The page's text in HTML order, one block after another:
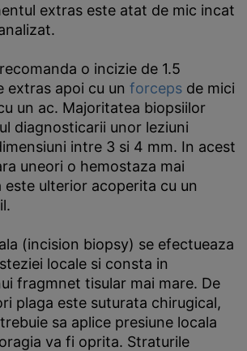
extras este atat de mic incat
o incizie de 1.5
extras apoi cu un forceps de mici
un ac. Majoritatea biopsiilor
diagnosticarii unor leziuni
intre 3 si 4 mm. In acest
uneori o hemostaza mai
este ulterior acoperita cu un
(incision biopsy) se efectueaza
locale si consta in
fragmnet tisular mai mare. De
plaga este suturata chirugical,
sa aplice presiune locala
va fi oprita. Straturile